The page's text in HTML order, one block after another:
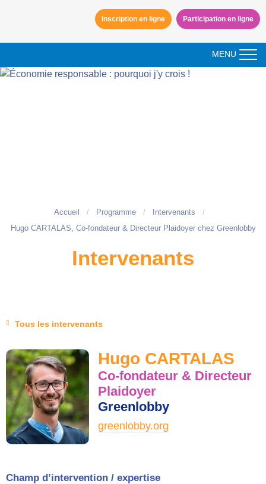
Participation en ligne
Inscription en ligne
MENU
Accueil Programme
Intervenants
Hugo CARTALAS, Co-fondateur & Directeur Plaidoyer chez Greenlobby
Intervenants
Tous les intervenants
Hugo CARTALAS
Co-fondateur & Directeur
Plaidoyer
Greenlobby
greenlobby.org
Champ d’intervention / expertise